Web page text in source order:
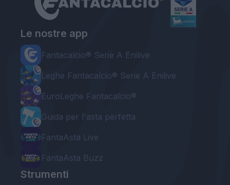
Le nostre app
Fantacalcio® Serie A Enilive
Leghe Fantacalcio® Serie A Enilive
EuroLeghe Fantacalcio®
Guida per l'asta perfetta
FantaAsta Live
FantaAsta Buzz
Strumenti